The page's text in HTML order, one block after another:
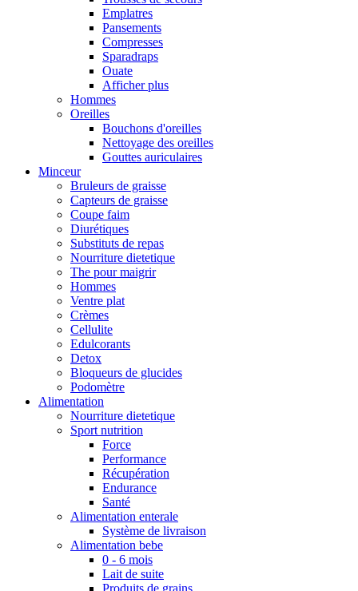
Emplatres
Pansements
Compresses
Sparadraps
Ouate
Afficher plus
Hommes
Oreilles
Bouchons d'oreilles
Nettoyage des oreilles
Gouttes auriculaires
Minceur
Bruleurs de graisse
Capteurs de graisse
Coupe faim
Diurétiques
Substituts de repas
Nourriture dietetique
The pour maigrir
Hommes
Ventre plat
Crèmes
Cellulite
Edulcorants
Detox
Bloqueurs de glucides
Podomètre
Alimentation
Nourriture dietetique
Sport nutrition
Force
Performance
Récupération
Endurance
Santé
Alimentation enterale
Système de livraison
Alimentation bebe
0 - 6 mois
Lait de suite
Produits de grains